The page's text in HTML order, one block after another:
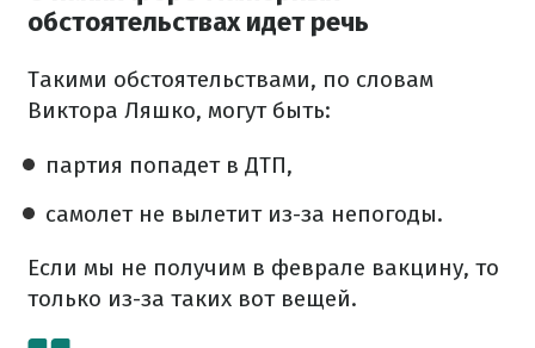
обстоятельствах идет речь
Такими обстоятельствами, по словам
Виктора Ляшко, могут быть:
партия попадет в ДТП,
самолет не вылетит из-за непогоды.
Если мы не получим в феврале вакцину, то
только из-за таких вот вещей.